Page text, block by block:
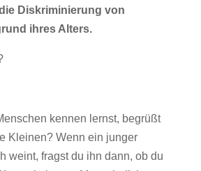
Diskriminierung von
ihres Alters.
kennen lernst, begrüßt
Kleinen? Wenn ein junger
weint, fragst du ihn dann, ob du